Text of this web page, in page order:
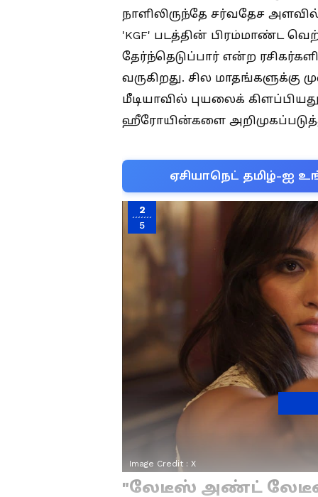
நாளிலிருந்தே சர்வதேச
'KGF' படத்தின் பிரம்மாண்ட
தேர்ந்தெடுப்பார் என்ற
வருகிறது. சில மாதங்களுக்கு
மீடியாவில் புயலைக்
ஹீரோயின்களை
ஏசியாநெட் தமிழ்-ஐ
2
5
Image Credit : X
"லேடீஸ் அண்ட்